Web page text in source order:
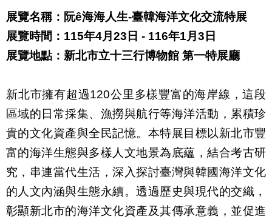
展覽名稱：阮ê海海人生-臺韓海洋文化交流特展
展覽時間： 115年4月 23 日 - 116年1月 3 日
展覽地點：新北市立十三行博物館 第一特展廳
新北市擁有超過120公里多樣豐富的海岸線，這段
區域的日常採集、漁撈與航行等海洋活動，累積珍
貴的文化資產與全民記憶。本特展目標以新北市豐
富的海洋生態與多樣人文地景為底蘊，結合考古研
究，串連當代生活，深入探討臺灣與韓國海洋文化
的人文內涵與生態永續。透過歷史與現代的交織，
彰顯新北市的海洋文化資產及其傳承意義，並促進